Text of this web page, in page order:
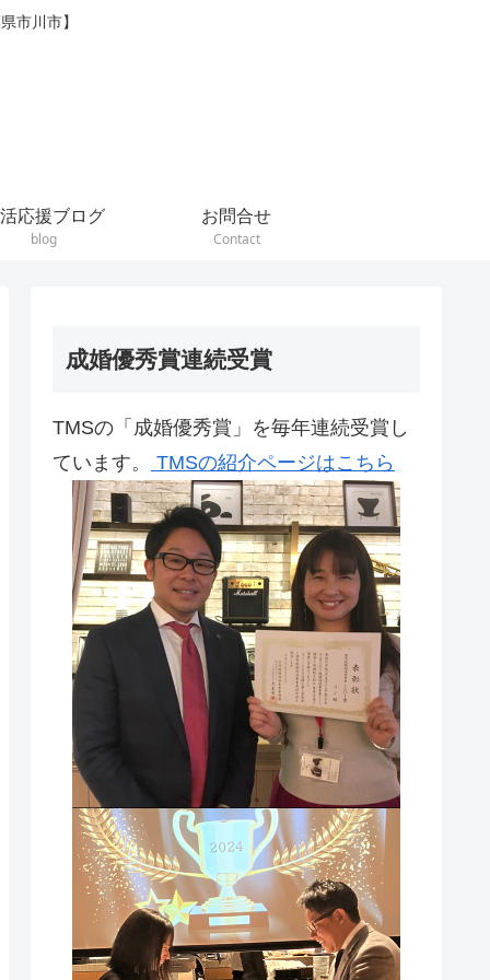
市川市】
応援ブログ
blog
お問合せ
Contact
成婚優秀賞連続受賞
TMSの「成婚優秀賞」を毎年連続受賞し
ています。
TMSの紹介ページはこちら